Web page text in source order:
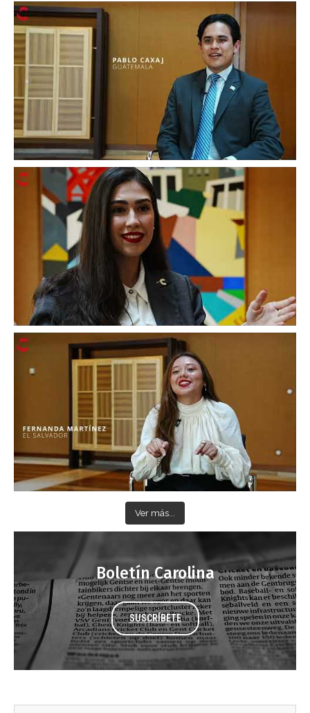
Ver más...
Boletín Carolina
SUSCRÍBETE